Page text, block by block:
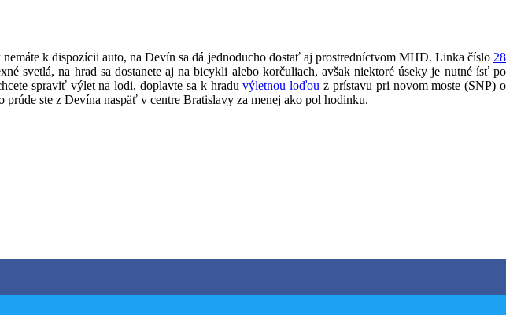
k dispozícii auto, na Devín sa dá jednoducho dostať aj prostredníctvom MHD. Linka číslo 28
svetlá, na hrad sa dostanete aj na bicykli alebo korčuliach, avšak niektoré úseky je nutné ísť po
spraviť výlet na lodi, doplavte sa k hraduvýletnou loďouz prístavu pri novom moste (SNP) o
ste z Devína naspäť v centre Bratislavy za menej ako pol hodinku.